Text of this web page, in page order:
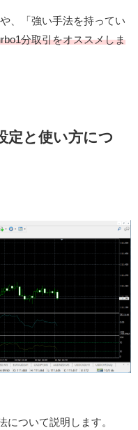
、「強い手法を持ってい
分取引をオススメしま
定と使い方につ
について説明します。